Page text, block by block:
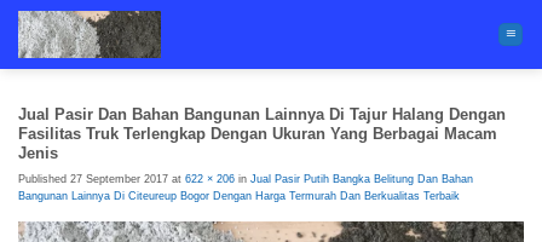
content
Jual Pasir Dan Bahan Bangunan Lainnya Di Tajur Halang Dengan
Fasilitas Truk Terlengkap Dengan Ukuran Yang Berbagai Macam
Jenis
Published 27 September 2017 at 622 × 206 in Jual Pasir Putih Bangka Belitung Dan Bahan
Bangunan Lainnya Di Citeureup Bogor Dengan Harga Termurah Dan Berkualitas Terbaik